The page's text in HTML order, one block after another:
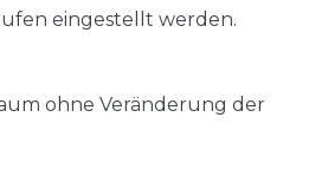
eingestellt werden.
ohne Veränderung der